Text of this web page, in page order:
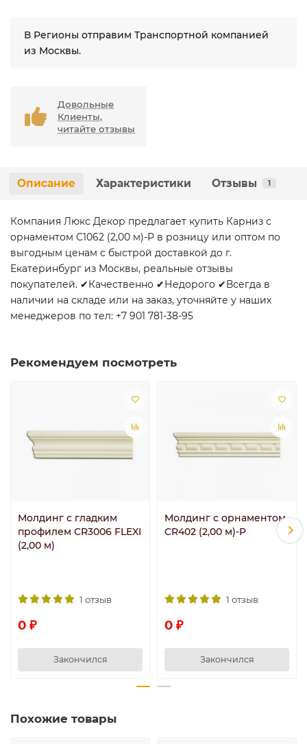
В Регионы отправим Транспортной компанией
из Москвы.
Довольные
Клиенты,
читайте отзывы
Описание Характеристики Отзывы 1
Компания Люкс Декор предлагает купить Карниз с
орнаментом C1062 (2,00 м)-P в розницу или оптом по
выгодным ценам с быстрой доставкой до г.
Екатеринбург из Москвы, реальные отзывы
покупателей. ✔Качественно ✔Недорого ✔Всегда в
наличии на складе или на заказ, уточняйте у наших
менеджеров по тел: +7 901 781-38-95
Рекомендуем посмотреть
Молдинг с гладким
профилем CR3006 FLEXI
(2,00 м)
1 отзыв
0 ₽
Закончился
Молдинг с орнаментом
CR402 (2,00 м)-P
1 отзыв
0 ₽
Закончился
Похожие товары